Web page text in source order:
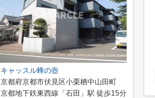
キャッスル蜂の壺
京都府京都市伏見区小栗栖中山田町
京都地下鉄東西線「石田」駅 徒歩15分